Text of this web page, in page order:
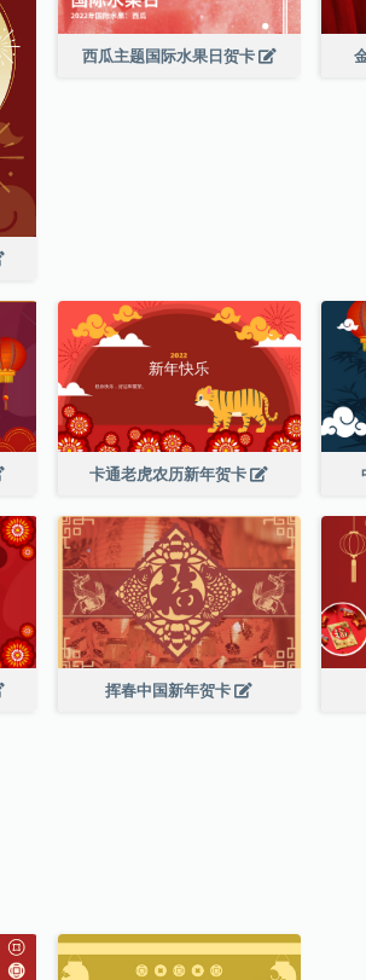
西瓜主题国际水果日贺卡
卡通老虎农历新年贺卡
挥春中国新年贺卡